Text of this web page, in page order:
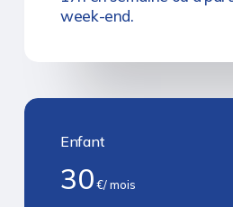
week-end.
Enfant
30€/ mois